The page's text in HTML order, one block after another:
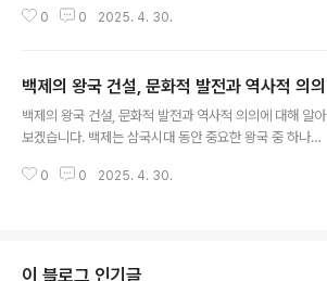
역사에 큰 영향을 미쳤습니다. 신라의 정치적 변화는 왕권
름을 어떻게 이끌어갔는지, 그리고 그 변화가 신라 왕국의
성장에 어떤 영향을 미쳤는지에 대해 심도 있게 분석할 것
입니다.신라 초기의 정치적 구조와 왕권신라는 처음에 소
력은 끊임없이 이어졌습니다. 특히 진흥왕 대에 이르러 신
0 0 2025. 4. 30.
백제의 왕국 건설, 문화적 발전과 역사적 의의
백제의 왕국 건설, 문화적 발전과 역사적 의의에 대해 알아
보겠습니다. 백제는 삼국시대 동안 중요한 왕국 중 하나로,
난 업적을 이루었습니다. 백제의 왕국 건설은 단순히 군사
제의 역사적 의의에 대해 상세히 다루겠습니다.백제의 왕
0 0 2025. 4. 30.
이 블로그 인기글